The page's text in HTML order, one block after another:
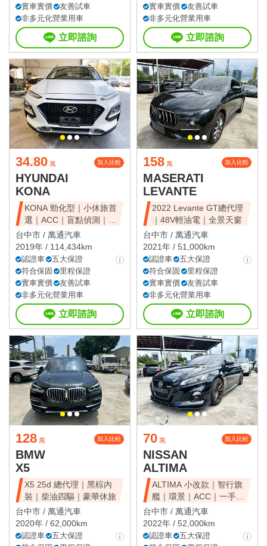
實車實價
友善試車
非多元化營業用車
立即諮詢
實車實價
友善試車
非多元化營業用車
立即諮詢
34.80 萬 加入比較
HYUNDAI
KONA
KONA 勁化型｜小休旅首
選｜ACC｜盲點偵測｜省
油好開
台中市 / 萬通汽車
2019年 / 114,434km
認證車
五大保證
符合保固
里程保證
實車實價
友善試車
非多元化營業用車
立即諮詢
158 萬 加入比較
MASERATI
LEVANTE
2022 Levante GT總代理
｜48V輕油電｜全景天窗
台中市 / 萬通汽車
2021年 / 51,000km
認證車
五大保證
符合保固
里程保證
實車實價
友善試車
非多元化營業用車
立即諮詢
128 萬 加入比較
BMW
X5
X5 25d 總代理｜黑棕內
裝｜柴油四驅｜豪華休旅
台中市 / 萬通汽車
2020年 / 62,000km
認證車
五大保證
70 萬 加入比較
NISSAN
ALTIMA
ALTIMA 小改款｜智行旗
艦｜環景｜ACC｜一手美
車
台中市 / 萬通汽車
2022年 / 52,000km
認證車
五大保證